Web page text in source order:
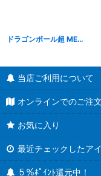
ドラゴンボール超 MEGAワールドコレクタブルフィギュア FREEZA'S SPACESHIP
当店ご利用について
オンラインでのご注
お気に入り
最近チェックしたア
５％ﾎﾟｲﾝﾄ還元中！